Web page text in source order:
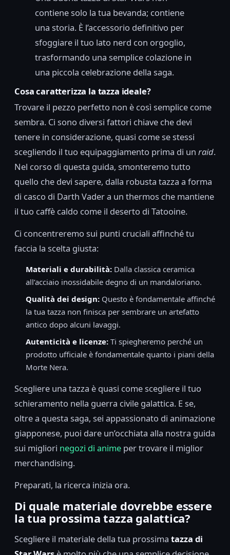
contiene solo la tua bevanda; contiene
una storia. È l’accessorio definitivo per
sfoggiare il tuo lato nerd con orgoglio,
trasformando una semplice colazione in
una piccola celebrazione della saga.
Cosa caratterizza la tazza ideale?
Trovare il pezzo perfetto non è così semplice come
sembra. Ci sono diversi fattori chiave che devi
tenere in considerazione, quasi come se stessi
scegliendo il tuo equipaggiamento prima di un raid.
Nel corso di questa guida, smonteremo tutto
quello che devi sapere, dalla robusta tazza a forma
di casco di Darth Vader a un thermos che mantiene
il tuo caffè caldo come il deserto di Tatooine.
Ci concentreremo sui punti cruciali affinché tu
faccia la scelta giusta:
Materiali e durabilità: Dalla classica ceramica
all’acciaio inossidabile degno di un mandaloriano.
Qualità dei design: Questo è fondamentale affinché
la tua tazza non finisca per sembrare un artefatto
antico dopo alcuni lavaggi.
Autenticità e licenze: Ti spiegheremo perché un
prodotto ufficiale è fondamentale quanto i piani della
Morte Nera.
Scegliere una tazza è quasi come scegliere il tuo
schieramento nella guerra civile galattica. E se,
oltre a questa saga, sei appassionato di animazione
giapponese, puoi dare un’occhiata alla nostra guida
sui migliori negozi di anime per trovare il miglior
merchandising.
Preparati, la ricerca inizia ora.
Di quale materiale dovrebbe essere
la tua prossima tazza galattica?
Scegliere il materiale della tua prossima tazza di